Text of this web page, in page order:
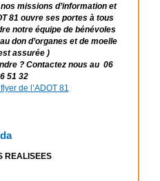
missions d’information et
81 ouvre ses portes à tous
notre équipe de bénévoles
don d’organes et de moelle
assurée )
? Contactez nous au 06
51 32
de l’ADOT 81
REALISEES